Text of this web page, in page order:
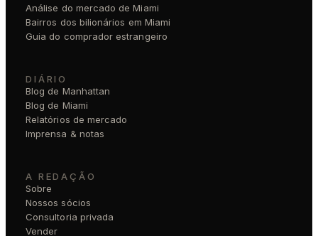
Análise do mercado de Miami
Bairros dos bilionários em Miami
Guia do comprador estrangeiro
DIÁRIO
Blog de Manhattan
Blog de Miami
Relatórios de mercado
Imprensa & notas
A REDAÇÃO
Sobre
Nossos sócios
Consultoria privada
Vender